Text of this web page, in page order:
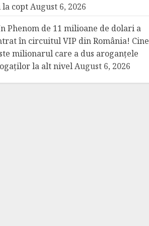
la coptAugust 6, 2026
Phenom de 11 milioane de dolari a
în circuitul VIP din România! Cine
milionarul care a dus aroganțele
la alt nivelAugust 6, 2026